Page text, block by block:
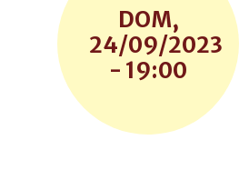
DOM,
24/09/2023
- 19:00